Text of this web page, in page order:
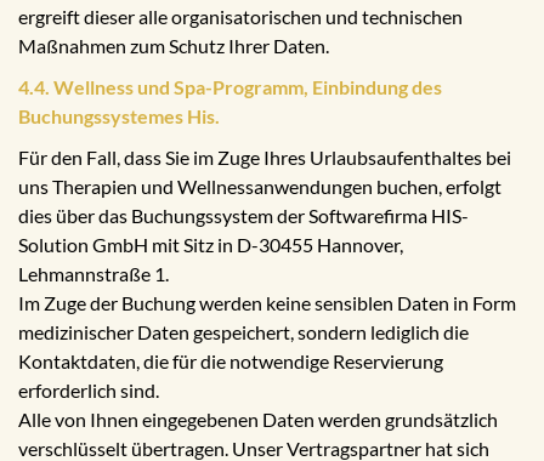
ergreift dieser alle organisatorischen und technischen
Maßnahmen zum Schutz Ihrer Daten.
4.4. Wellness und Spa-Programm, Einbindung des
Buchungssystemes His.
Für den Fall, dass Sie im Zuge Ihres Urlaubsaufenthaltes bei
uns Therapien und Wellnessanwendungen buchen, erfolgt
dies über das Buchungssystem der Softwarefirma HIS-
Solution GmbH mit Sitz in D-30455 Hannover,
Lehmannstraße 1.
Im Zuge der Buchung werden keine sensiblen Daten in Form
medizinischer Daten gespeichert, sondern lediglich die
Kontaktdaten, die für die notwendige Reservierung
erforderlich sind.
Alle von Ihnen eingegebenen Daten werden grundsätzlich
verschlüsselt übertragen. Unser Vertragspartner hat sich